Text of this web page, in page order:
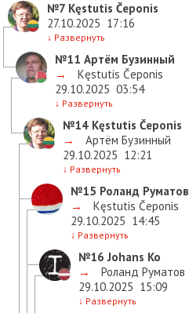
№7 Kęstutis Čeponis
27.10.2025 17:16
↓ Развернуть
№11 Артём Бузинный
→
Kęstutis Čeponis
29.10.2025 03:54
↓ Развернуть
№14 Kęstutis Čeponis
→
Артём Бузинный
29.10.2025 12:21
↓ Развернуть
№15 Роланд Руматов
→
Kęstutis Čeponis
29.10.2025 14:45
↓ Развернуть
№16 Johans Ko
→
Роланд Руматов
29.10.2025 15:09
↓ Развернуть